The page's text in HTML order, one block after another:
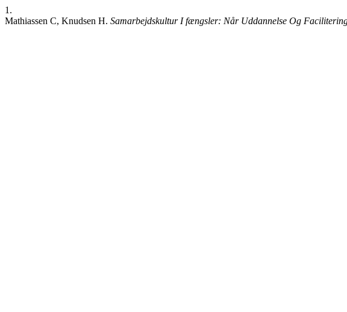
1.
Mathiassen C, Knudsen H. Samarbejdskultur I fængsler: Når Uddannelse Og